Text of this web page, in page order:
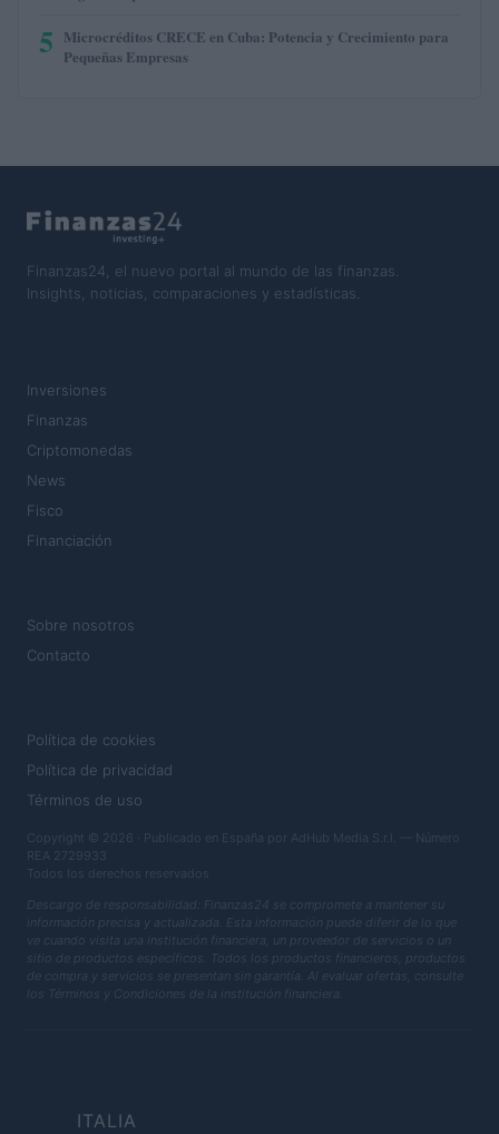
5 Microcréditos CRECE en Cuba: Potencia y Crecimiento para
Pequeñas Empresas
Finanzas24, el nuevo portal al mundo de las finanzas.
Insights, noticias, comparaciones y estadísticas.
Inversiones
Finanzas
Criptomonedas
News
Fisco
Financiación
Sobre nosotros
Contacto
Política de cookies
Política de privacidad
Términos de uso
Copyright © 2026 · Publicado en España por AdHub Media S.r.l. — Número
REA 2729933
Todos los derechos reservados
Descargo de responsabilidad: Finanzas24 se compromete a mantener su
información precisa y actualizada. Esta información puede diferir de lo que
ve cuando visita una institución financiera, un proveedor de servicios o un
sitio de productos específicos. Todos los productos financieros, productos
de compra y servicios se presentan sin garantía. Al evaluar ofertas, consulte
los Términos y Condiciones de la institución financiera.
ITALIA